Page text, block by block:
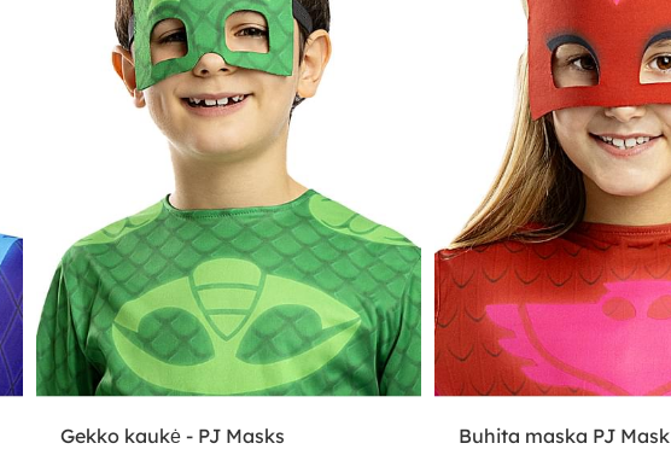
Gekko kaukė - PJ Masks Buhita maska PJ Mask